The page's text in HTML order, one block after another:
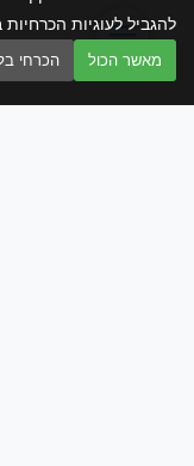
להגביל לעוגיות
מאשר הכול הכרחי